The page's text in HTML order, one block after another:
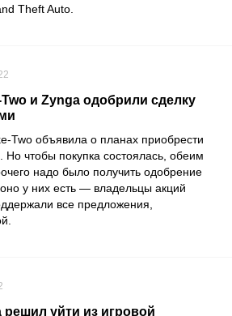
Theft Auto.
и Zynga одобрили сделку
Two объявила о планах приобрести
чтобы покупка состоялась, обеим
надо было получить одобрение
у них есть — владельцы акций
все предложения,
решил уйти из игровой